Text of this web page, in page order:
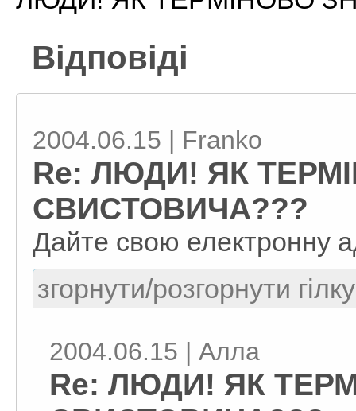
Відповіді
2004.06.15 | Franko
Re: ЛЮДИ! ЯК
СВИСТОВИЧА???
Дайте свою електронну
згорнути/розгорнути
2004.06.15 | Алла
Re: ЛЮДИ! ЯК